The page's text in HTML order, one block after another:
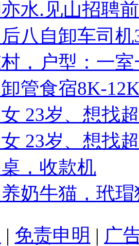
水.见山招聘
八自卸车司机
，户型：一
管食宿8K-
23岁、想找
23岁、想找
，收款机
奶牛猫，玳
| 免责申明 | 广